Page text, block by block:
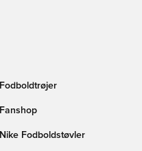
Fodboldtrøjer
Fanshop
Nike Fodboldstøvler